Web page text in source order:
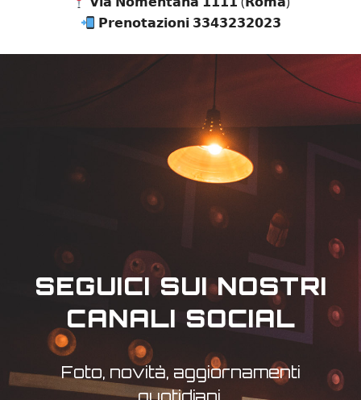
𝗣𝗿𝗲𝗻𝗼𝘁𝗮𝘇𝗶𝗼𝗻𝗶 𝟯𝟯𝟰𝟯𝟮𝟯𝟮𝟬𝟮𝟯
SEGUICI SUI NOSTRI
CANALI SOCIAL
Foto, novità, aggiornamenti